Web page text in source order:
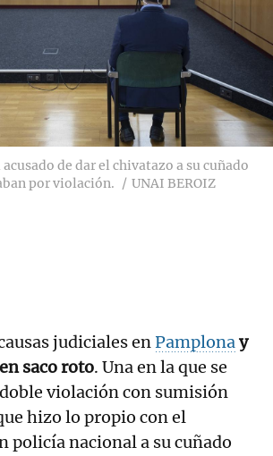
de dar el chivatazo a su cuñado
por violación.
UNAI BEROIZ
judiciales enPamplonay
saco roto. Una en la que se
violación con sumisión
hizo lo propio con el
policía nacional a su cuñado